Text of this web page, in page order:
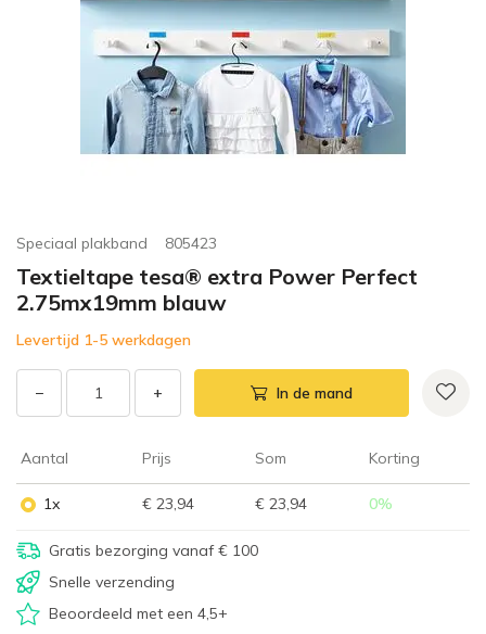
Speciaal plakband 805423
Textieltape tesa® extra Power Perfect
2.75mx19mm blauw
Levertijd 1-5 werkdagen
− + In de mand
Aantal Prijs Som Korting
1x € 23,94 € 23,94 0%
Gratis bezorging vanaf € 100
Snelle verzending
Beoordeeld met een 4,5+